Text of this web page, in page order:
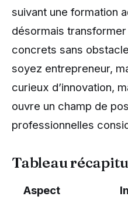
suivant une formation
désormais
concrets sans
soyez entrepreneur,
curieux d’innovation,
ouvre un champ de
professionnelles
Tableau
Aspect